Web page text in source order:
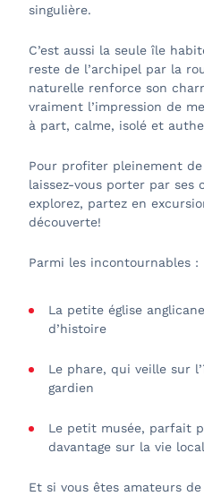
singulière.
C’est aussi la seule île
reste de l’archipel par la
naturelle renforce son
vraiment l’impression de
à part, calme, isolé et
Pour profiter pleinement
laissez-vous porter par ses
explorez, partez en
découverte!
Parmi les incontournables :
La petite église
d’histoire
Le phare, qui veille sur
gardien
Le petit musée, parfait
davantage sur la vie
Et si vous êtes amateurs